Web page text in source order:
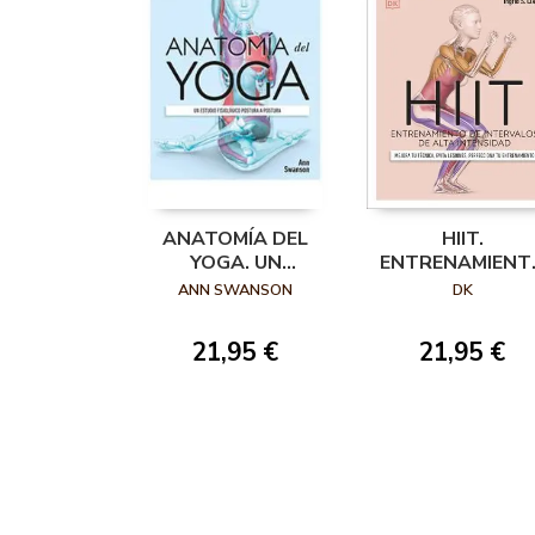
ANATOMÍA DEL
YOGA. UN
ESTUDIO
POSTURA
ANN SWANSON
21,95 €
HIIT.
DE INTERVALOS
DK
21,95 €